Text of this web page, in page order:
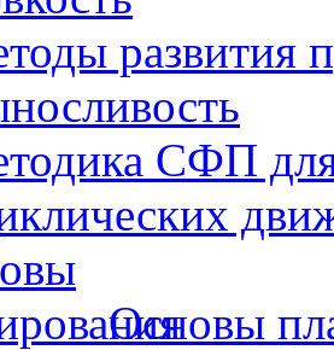
развития
СФП для
Основы